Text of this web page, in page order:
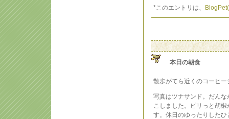
*このエントリは、
本日の朝食
散歩がてら近くのコーヒ
写真はツナサンド。だん
こしました。ピリっと胡
す。休日のゆったりした